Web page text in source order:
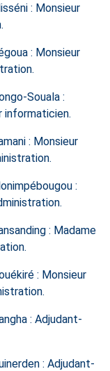
: Monsieur
: Monsieur
Souala :
informaticien.
: Monsieur
:
: Madame
: Monsieur
: Adjudant-
: Adjudant-